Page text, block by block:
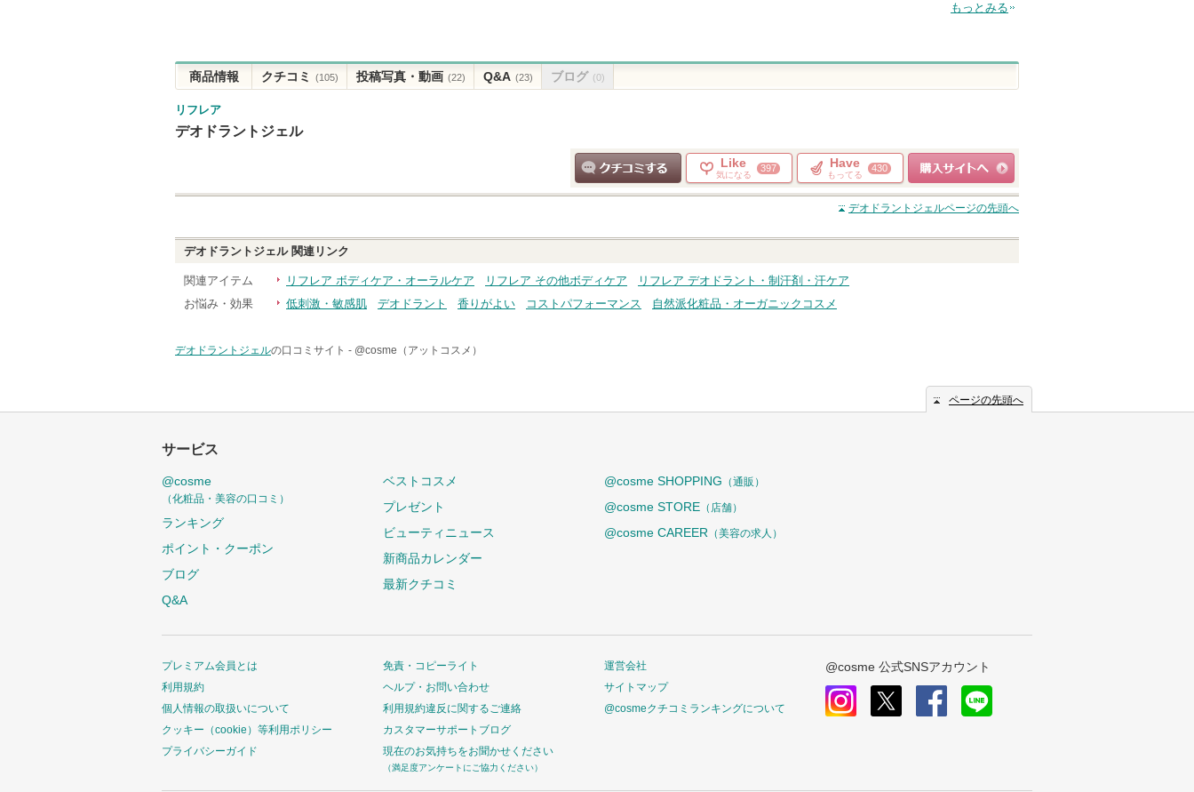
もっとみる
商品情報 クチコミ (105) 投稿写真・動画 (22) Q&A (23) ブログ (0)
リフレア
デオドラントジェル
クチコミする
Like
気になる
397 Have
もってる
430
ショッピングサイト
へ
デオドラントジェルページの先頭へ
デオドラントジェル関連リンク
関連アイテム リフレア ボディケア・オーラルケア リフレア その他ボディケア
リフレア デオドラント・制汗剤・汗ケア
お悩み・効果
低刺激・敏感肌 デオドラント 香りがよい コストパフォーマンス 自然派化粧品・オーガニックコスメ
デオドラントジェルの口コミサイト - @cosme（アットコスメ）
ページの先頭へ
サービス
@cosme
（化粧品・美容の口コミ）
ランキング
ポイント・クーポン
ブログ
Q&A
ベストコスメ
プレゼント
ビューティニュース
新商品カレンダー
最新クチコミ
@cosme SHOPPING （通販）
@cosme STORE （店舗）
@cosme CAREER （美容の求人）
プレミアム会員とは
利用規約
個人情報の取扱いについて
クッキー（cookie）等利用ポリシー
プライバシーガイド
免責・コピーライト
ヘルプ・お問い合わせ
利用規約違反に関するご連絡
カスタマーサポートブログ
現在のお気持ちをお聞かせください
（満足度アンケートにご協力ください）
運営会社
サイトマップ
@cosmeクチコミランキングについて
@cosme 公式SNSアカウント